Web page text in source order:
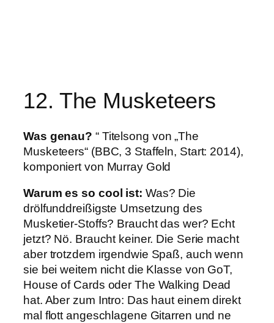
12. The Musketeers
Was genau? “ Titelsong von „The
Musketeers“ (BBC, 3 Staffeln, Start: 2014),
komponiert von Murray Gold
Warum es so cool ist: Was? Die
drölfunddreißigste Umsetzung des
Musketier-Stoffs? Braucht das wer? Echt
jetzt? Nö. Braucht keiner. Die Serie macht
aber trotzdem irgendwie Spaß, auch wenn
sie bei weitem nicht die Klasse von GoT,
House of Cards oder The Walking Dead
hat. Aber zum Intro: Das haut einem direkt
mal flott angeschlagene Gitarren und ne